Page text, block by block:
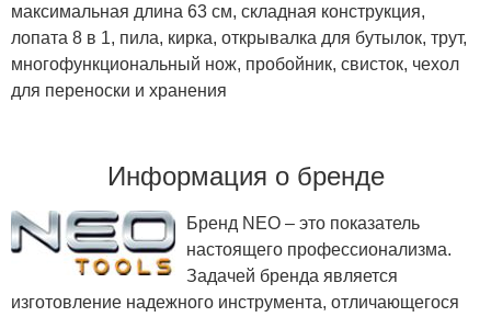
максимальная длина 63 см, складная конструкция,
лопата 8 в 1, пила, кирка, открывалка для бутылок, трут,
многофункциональный нож, пробойник, свисток, чехол
для переноски и хранения
Информация о бренде
Бренд NEO – это показатель
настоящего профессионализма.
Задачей бренда является
изготовление надежного инструмента, отличающегося